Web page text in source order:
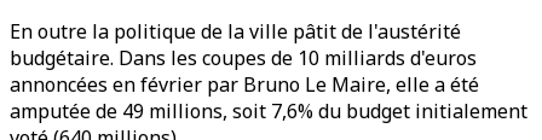
En outre la politique de la ville pâtit de l'austérité
budgétaire. Dans les coupes de 10 milliards d'euros
annoncées en février par Bruno Le Maire, elle a été
amputée de 49 millions, soit 7,6% du budget initialement